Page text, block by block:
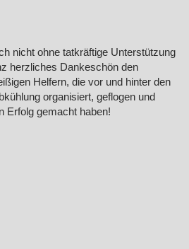
nicht ohne tatkräftige Unterstützung
herzliches Dankeschön den
Helfern, die vor und hinter den
organisiert, geflogen und
Erfolg gemacht haben!